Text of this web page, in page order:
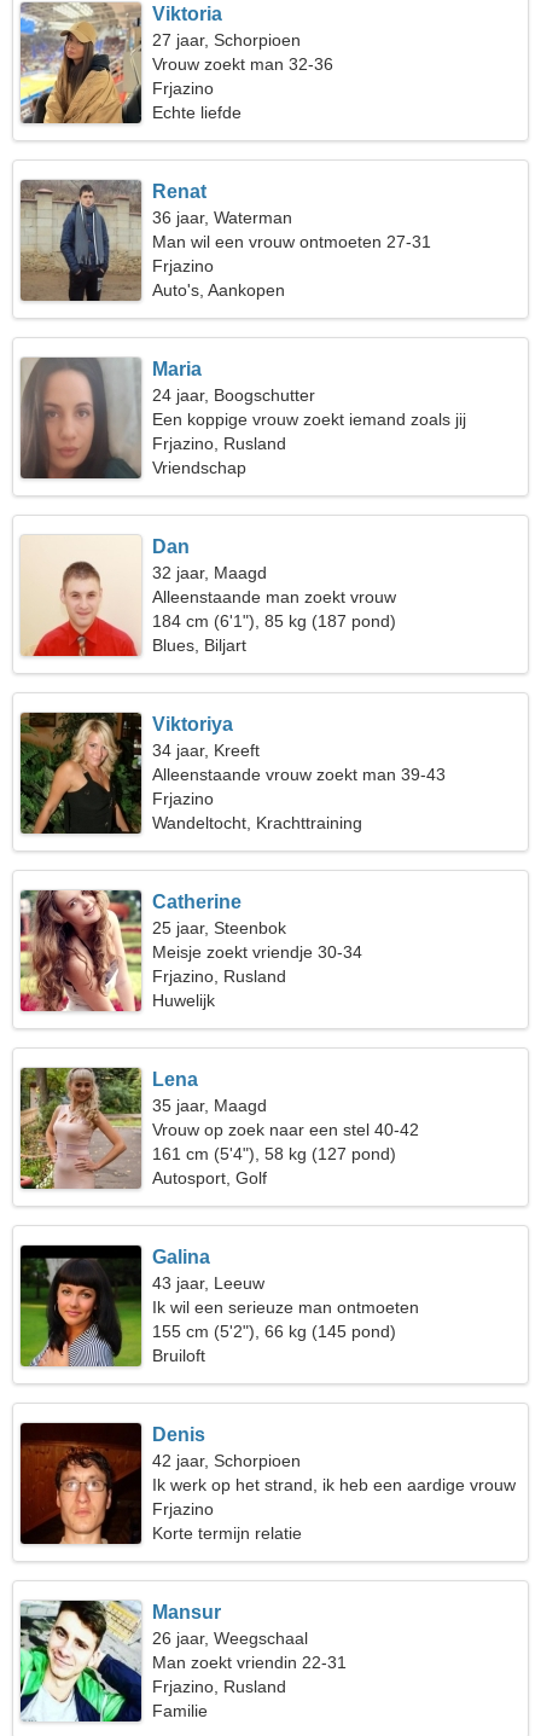
Viktoria
27 jaar, Schorpioen
Vrouw zoekt man 32-36
Frjazino
Echte liefde
Renat
36 jaar, Waterman
Man wil een vrouw ontmoeten 27-31
Frjazino
Auto's, Aankopen
Maria
24 jaar, Boogschutter
Een koppige vrouw zoekt iemand zoals jij
Frjazino, Rusland
Vriendschap
Dan
32 jaar, Maagd
Alleenstaande man zoekt vrouw
184 cm (6'1"), 85 kg (187 pond)
Blues, Biljart
Viktoriya
34 jaar, Kreeft
Alleenstaande vrouw zoekt man 39-43
Frjazino
Wandeltocht, Krachttraining
Catherine
25 jaar, Steenbok
Meisje zoekt vriendje 30-34
Frjazino, Rusland
Huwelijk
Lena
35 jaar, Maagd
Vrouw op zoek naar een stel 40-42
161 cm (5'4"), 58 kg (127 pond)
Autosport, Golf
Galina
43 jaar, Leeuw
Ik wil een serieuze man ontmoeten
155 cm (5'2"), 66 kg (145 pond)
Bruiloft
Denis
42 jaar, Schorpioen
Ik werk op het strand, ik heb een aardige vrouw
nodig
Frjazino
Korte termijn relatie
Mansur
26 jaar, Weegschaal
Man zoekt vriendin 22-31
Frjazino, Rusland
Familie